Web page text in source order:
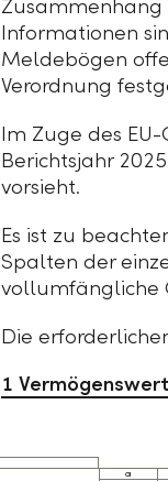
Zusammenhang
Informationen
Meldebögen
Verordnung
Im Zuge des
Berichtsjahr
vorsieht.
Es ist zu
Spalten der
vollumfängliche
Die
1
a